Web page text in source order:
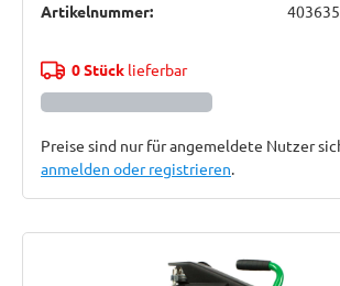
Artikelnummer:
0 Stücklieferbar
Preise sind nur für angemeldete Nutzer
anmelden oder registrieren.